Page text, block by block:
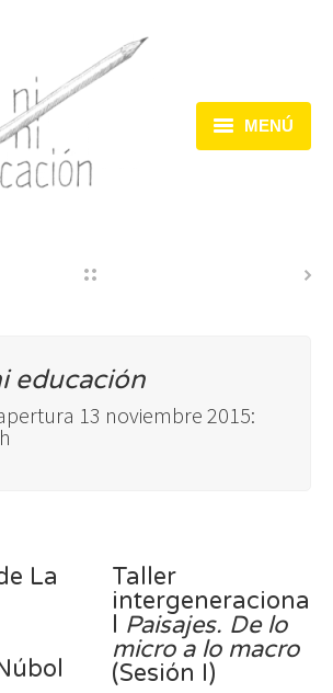
MENÚ
Inicio
Acciones
educación
13 noviembre 2015:
La
Taller
intergeneraciona
l Paisajes. De lo
micro a lo macro
(Sesión I)